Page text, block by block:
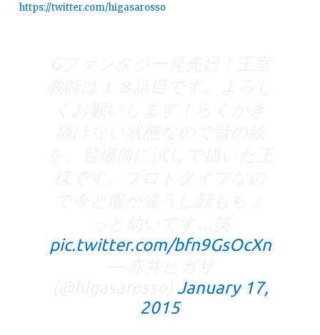
https://twitter.com/higasarosso
pic.twitter.com/bfn9GsOcXn
January 17,
2015